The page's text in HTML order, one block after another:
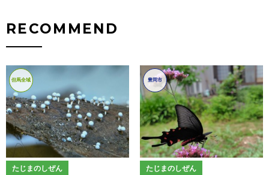
RECOMMEND
但馬全域
たじまのしぜん
豊岡市
たじまのしぜん